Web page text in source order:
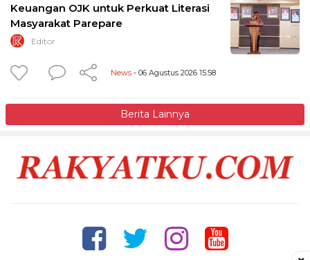
Keuangan OJK untuk Perkuat Literasi
Masyarakat Parepare
Editor
News - 06 Agustus 2026 15:58
Berita Lainnya